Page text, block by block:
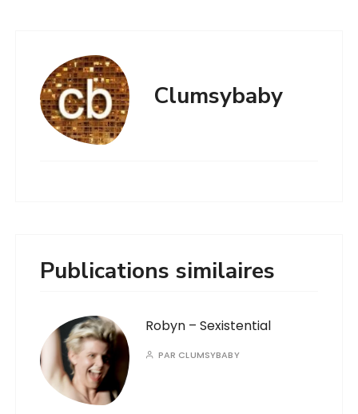
Clumsybaby
Publications similaires
Robyn – Sexistential
PAR CLUMSYBABY